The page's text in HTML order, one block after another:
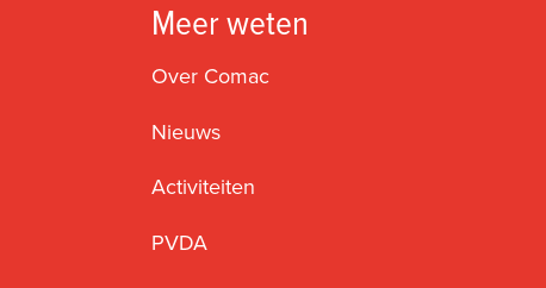
Meer weten
Over Comac
Nieuws
Activiteiten
PVDA